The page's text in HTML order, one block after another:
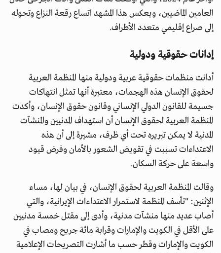
العامين الماضيين، ويعكس هذا المشهد اتساع رقعة النزاع وتحوله
إلى صراع إقليمي متعدد الأطراف.
إدانات حقوقية ودولية
أدانت منظمات حقوقية عربية ودولية منها المنظمة العربية
لحقوق الإنسان هذه الهجمات، معتبرة أنها تمثل انتهاكات
جسيمة للقانون الدولي الإنساني وقانون حقوق الإنسان، وأكدت
المنظمة العربية لحقوق الإنسان أن استهداف المدنيين والمنشآت
المدنية لا يمكن تبريره تحت أي ظرف، مشيرة إلى أن هذه
الاعتداءات تسببت في تقويض الشعور بالأمان وفرض قيود
واسعة على حركة السكان.
وقالت المنظمة العربية لحقوق الإنسان، في بيان لها، مساء
الإثنين: "تأسف المنظمة لاستمرار الاعتداءات الإيرانية، والتي
أصاب عديد منها منشآت مدنية، وأدى إلى مقتل خمسة مدنيين
على الأقل في الكويت والإمارات وقرابة مائة جريح ومصاب في
الكويت والإمارات وقطر حسب ما أشارت التصريحات الإعلامية